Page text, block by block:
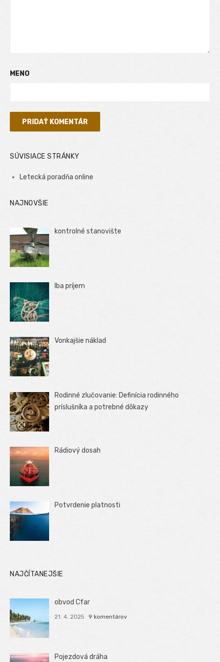
MENO
SÚVISIACE STRÁNKY
Letecká poradňa online
NAJNOVŠIE
kontrolné stanovište
Iba príjem
Vonkajšie náklad
Rodinné zlučovanie: Definícia rodinného
príslušníka a potrebné dôkazy
Rádiový dosah
Potvrdenie platnosti
NAJČÍTANEJŠIE
obvod Cfar
21. 4. 2025 9 komentárov
Pojezdová dráha